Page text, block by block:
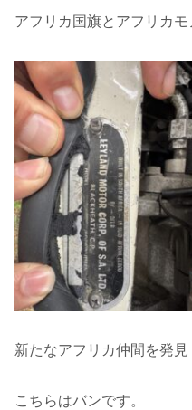
アフリカ国旗とアフリカモ
新たなアフリカ仲間を発見
こちらはバンです。